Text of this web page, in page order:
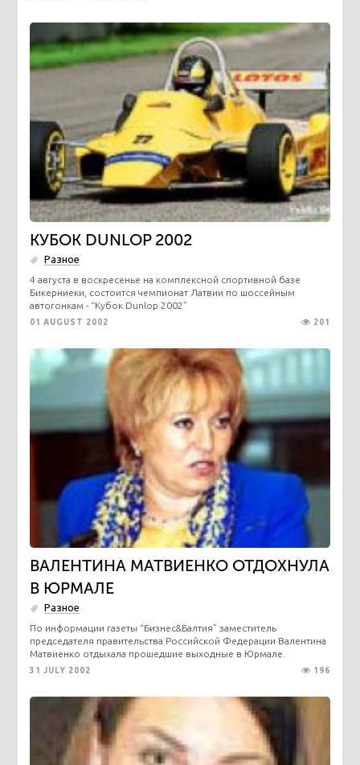
КУБОК DUNLOP 2002
Разное
4 августа в воскресенье на комплексной спортивной базе
Бикерниеки, состоится чемпионат Латвии по шоссейным
автогонкам - “Кубок Dunlop 2002”
01 AUGUST 2002 201
ВАЛЕНТИНА МАТВИЕНКО ОТДОХНУЛА
В ЮРМАЛЕ
Разное
По информации газеты “Бизнес&Балтия” заместитель
председателя правительства Российской Федерации Валентина
Матвиенко отдыхала прошедшие выходные в Юрмале.
31 JULY 2002 196